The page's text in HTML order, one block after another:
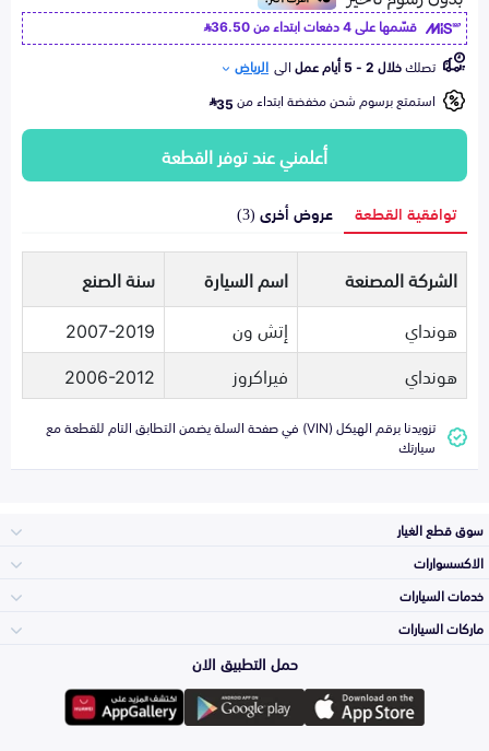
قسّمها على 4 دفعات ابتداء من
36.50
تصلكخلال 2 - 5 أيام عمل الى الرياض
استمتع برسوم شحن مخفضة ابتداء من35
أعلمني عند توفر القطعة
توافقية القطعة عروض أخرى (3)
الشركة المصنعة اسم السيارة
سنة الصنع
هونداي
إتش ون
2007-2019
هونداي
فيراكروز 2006-2012
تزويدنا برقم الهيكل (VIN) في صفحة السلة يضمن التطابق التام للقطعة مع
سيارتك
سوق قطع الغيار
المكائن، القيرات
وملحقاتها
الاكسسوارات
لوازم الرحلات
خدمات السيارات
الأكثر مبيعاً
ماركات السيارات
تويوتا
حمل التطبيق الان